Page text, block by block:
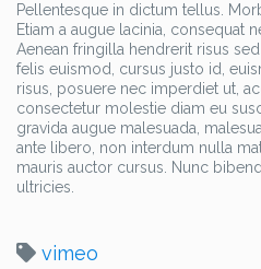
Pellentesque in dictum tellus.
Etiam a augue lacinia, consequat
Aenean fringilla hendrerit risus
felis euismod, cursus justo id,
risus, posuere nec imperdiet ut,
consectetur molestie diam eu
gravida augue malesuada,
ante libero, non interdum nulla
mauris auctor cursus. Nunc
ultricies.
vimeo